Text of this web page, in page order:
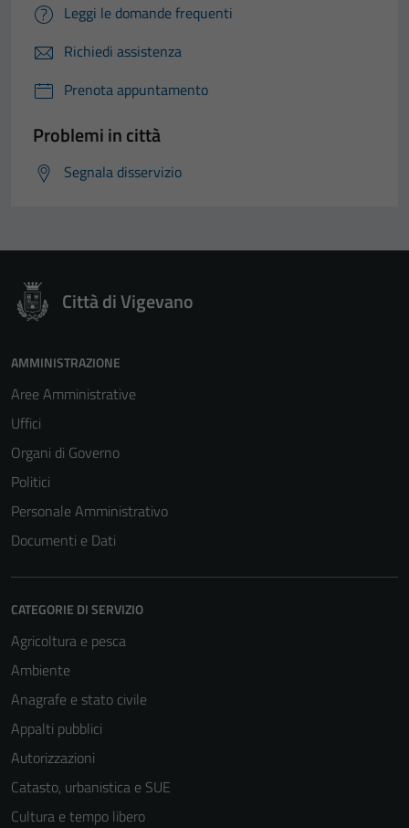
Leggi le domande frequenti
Richiedi assistenza
Prenota appuntamento
Problemi in città
Segnala disservizio
Città di Vigevano
AMMINISTRAZIONE
Aree Amministrative
Uffici
Organi di Governo
Politici
Personale Amministrativo
Documenti e Dati
CATEGORIE DI SERVIZIO
Agricoltura e pesca
Ambiente
Anagrafe e stato civile
Appalti pubblici
Autorizzazioni
Catasto, urbanistica e SUE
Cultura e tempo libero